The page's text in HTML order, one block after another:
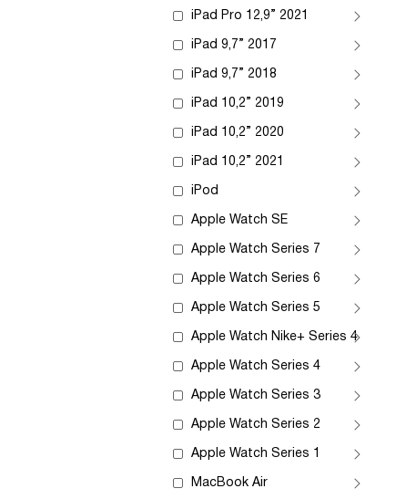
iPad Pro 12,9” 2021
iPad 9,7” 2017
iPad 9,7” 2018
iPad 10,2” 2019
iPad 10,2” 2020
iPad 10,2” 2021
iPod
Apple Watch SE
Apple Watch Series 7
Apple Watch Series 6
Apple Watch Series 5
Apple Watch Nike+ Series 4
Apple Watch Series 4
Apple Watch Series 3
Apple Watch Series 2
Apple Watch Series 1
MacBook Air